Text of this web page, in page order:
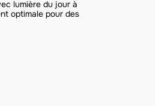
lumière du jour à
optimale pour des